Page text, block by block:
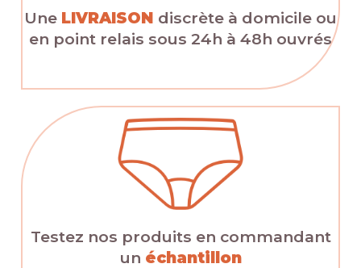
Une LIVRAISON discrète à domicile ou
en point relais sous 24h à 48h ouvrés
Testez nos produits en commandant
un échantillon